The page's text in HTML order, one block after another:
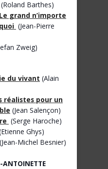
(Roland Barthes)
Le grand n’importe
quoi (Jean-Pierre
Zweig)
du vivant (Alain
réalistes pour un
(Jean Salençon)
(Serge Haroche)
Ghys)
(Jean-Michel Besnier)
ANTOINETTE